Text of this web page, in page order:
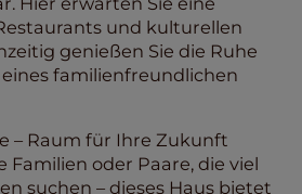
und kulturellen
genießen Sie die Ruhe
familienfreundlichen
– Raum für Ihre Zukunft
Familien oder Paare, die viel
suchen – dieses Haus bietet